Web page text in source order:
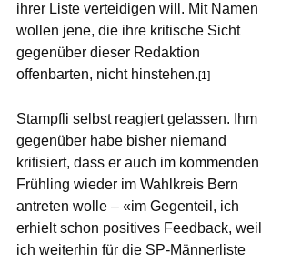
ihrer Liste verteidigen will. Mit Namen
wollen jene, die ihre kritische Sicht
gegenüber dieser Redaktion
offenbarten, nicht hinstehen.[1]
Stampfli selbst reagiert gelassen. Ihm
gegenüber habe bisher niemand
kritisiert, dass er auch im kommenden
Frühling wieder im Wahlkreis Bern
antreten wolle – «im Gegenteil, ich
erhielt schon positives Feedback, weil
ich weiterhin für die SP-Männerliste